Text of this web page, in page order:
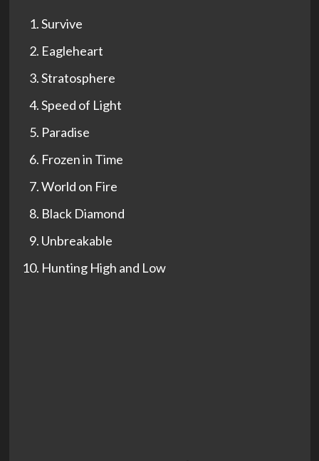
Survive
Eagleheart
Stratosphere
Speed of Light
Paradise
Frozen in Time
World on Fire
Black Diamond
Unbreakable
Hunting High and Low